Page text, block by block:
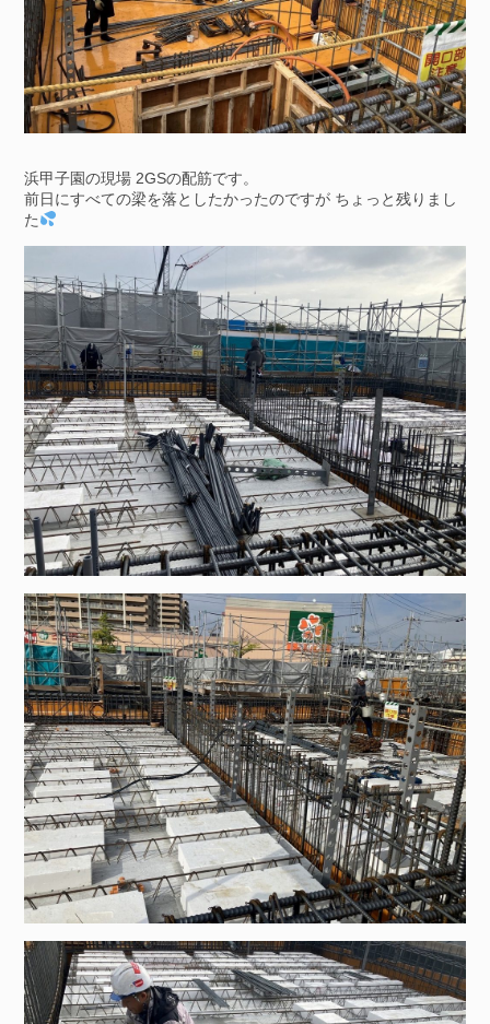
浜甲子園の現場 2GSの配筋です。
前日にすべての梁を落としたかったのですが ちょっと残りまし
た